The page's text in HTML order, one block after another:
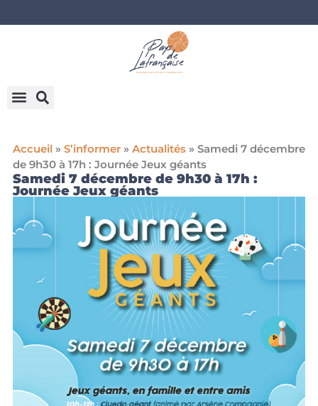
Accueil » S’informer» Actualités» Samedi 7 décembre
de 9h30 à 17h : Journée Jeux géants
Samedi 7 décembre de 9h30 à 17h :
Journée Jeux géants